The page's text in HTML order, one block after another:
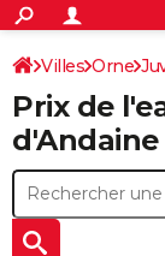
ACTUALITÉS
Politique
Société
Faits Divers
Education
Monde
Villes
+
SPORT
Coupe du monde
Football
Tennis
Cyclisme
Rugby
Forum
CULTURE
Programme TV
TNT
Streaming
Cinéma
Sorties cinéma
Musique
+
FINANCE
Retraite
Impôts
Epargne
Immobilier
Risques naturels
Banque
Assurance
Crédit
AUTO
Villes Orne
Prix de
d'Andaine